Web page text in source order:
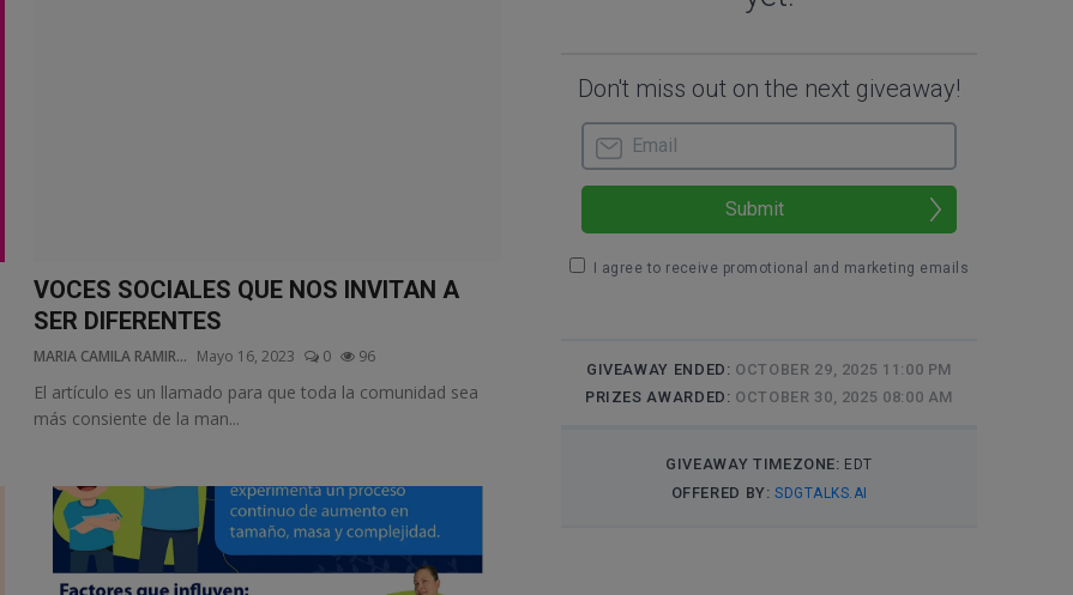
VOCES SOCIALES QUE NOS INVITAN A
SER DIFERENTES
MARIA CAMILA RAMIR... Mayo 16, 2023 0 96
El artículo es un llamado para que toda la comunidad sea
más consiente de la man...